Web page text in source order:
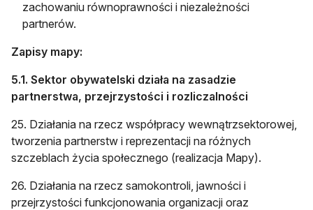
zachowaniu równoprawności i niezależności
partnerów.
Zapisy mapy:
5.1. Sektor obywatelski działa na zasadzie
partnerstwa, przejrzystości i rozliczalności
25. Działania na rzecz współpracy wewnątrzsektorowej,
tworzenia partnerstw i reprezentacji na różnych
szczeblach życia społecznego (realizacja Mapy).
26. Działania na rzecz samokontroli, jawności i
przejrzystości funkcjonowania organizacji oraz